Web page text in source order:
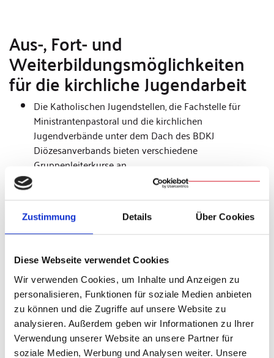
Zustimmung Details Über Cookies
Diese Webseite verwendet Cookies
Wir verwenden Cookies, um Inhalte und Anzeigen zu
personalisieren, Funktionen für soziale Medien anbieten
zu können und die Zugriffe auf unsere Website zu
analysieren. Außerdem geben wir Informationen zu Ihrer
Verwendung unserer Website an unsere Partner für
soziale Medien, Werbung und Analysen weiter. Unsere
Aus-, Fort- und
Weiterbildungsmöglichkeiten
für die kirchliche Jugendarbeit
Die Katholischen Jugendstellen, die Fachstelle für
Ministrantenpastoral und die kirchlichen
Jugendverbände unter dem Dach des BDKJ
Diözesanverbands bieten verschiedene
Gruppenleiterkurse an
Die Katholischen Jugendstellen, die Fachstellen für
Ministrantenpastoral und für Schüler/innen bilden sog.
Teamer aus, also Verantwortliche für die
Gruppenleiterausbildung
Das Bischöfliche Jugendamt und die Fachstelle
Religiöse Bildung bieten Fachtagungen und die
jährliche Studientagung für Jugendseelsorge (Mitte
November von Montag bis zum Buß-und Bettag) zu
unterschiedlichen jugendpastoralrelevanten Themen
an